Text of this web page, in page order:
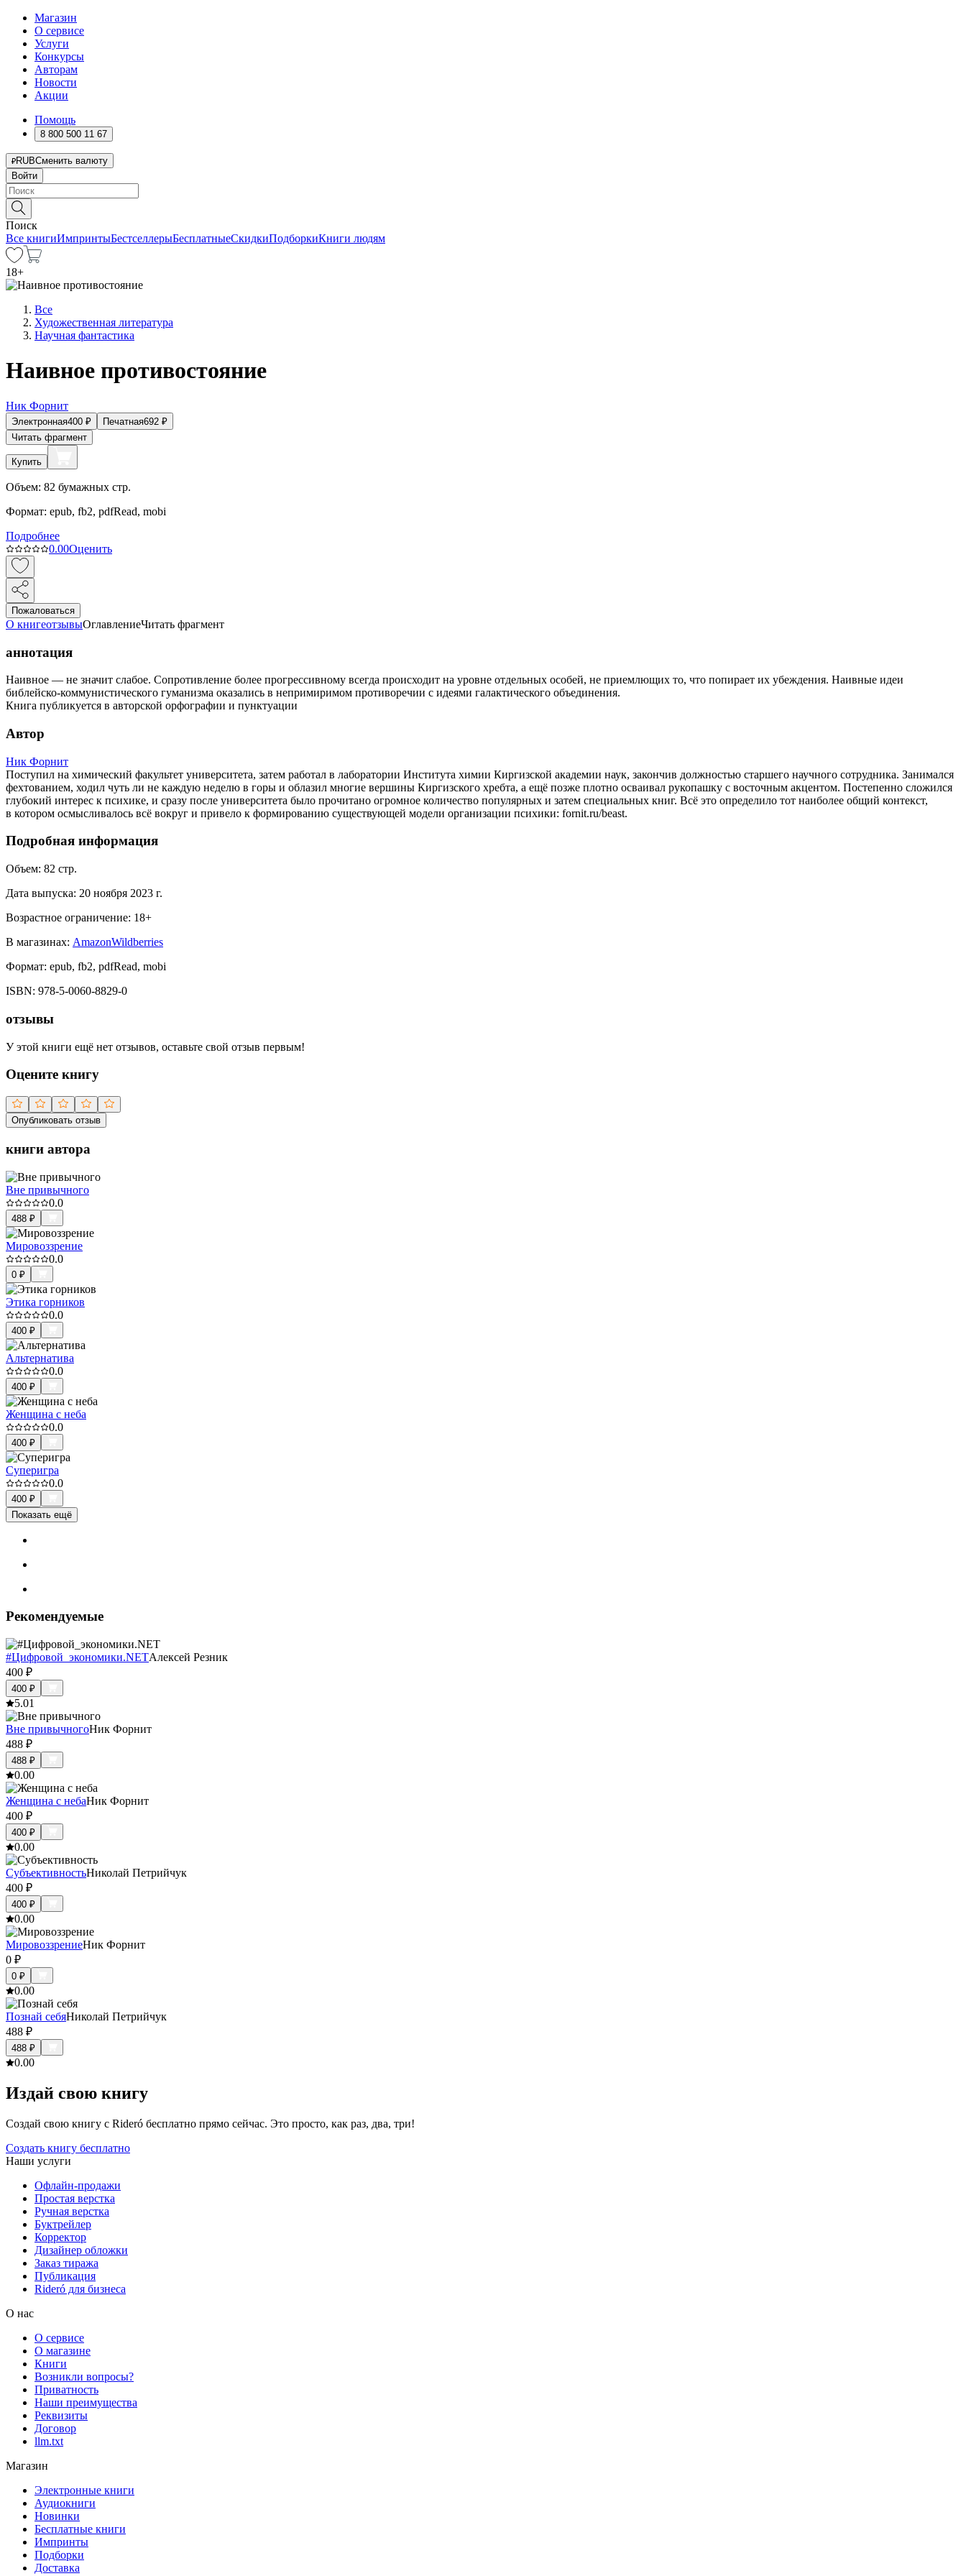
Магазин
О сервисе
Услуги
Конкурсы
Авторам
Новости
Акции
Помощь
8 800 500 11 67
RUBСменить валюту
Войти
Поиск
Все книгиИмпринтыБестселлерыБесплатныеСкидкиПодборкиКниги людям
18+
Все
Художественная литература
Научная фантастика
Наивное противостояние
Ник Форнит
Электронная400 ₽ Печатная692 ₽
Читать фрагмент
Купить
Объем: 82 бумажных стр.
Формат: epub, fb2, pdfRead, mobi
Подробнее
0.00Оценить
Пожаловаться
О книгеотзывыОглавлениеЧитать фрагмент
аннотация
Наивное — не значит слабое. Сопротивление более прогрессивному всегда происходит на уровне отдельных особей, не приемлющих то, что попирает их убеждения. Наивные идеи
библейско-коммунистического гуманизма оказались в непримиримом противоречии с идеями галактического объединения.
Книга публикуется в авторской орфографии и пунктуации
Автор
Ник Форнит
Поступил на химический факультет университета, затем работал в лаборатории Института химии Киргизской академии наук, закончив должностью старшего научного сотрудника. Занимался
фехтованием, ходил чуть ли не каждую неделю в горы и облазил многие вершины Киргизского хребта, а ещё позже плотно осваивал рукопашку с восточным акцентом. Постепенно сложился
глубокий интерес к психике, и сразу после университета было прочитано огромное количество популярных и затем специальных книг. Всё это определило тот наиболее общий контекст,
в котором осмысливалось всё вокруг и привело к формированию существующей модели организации психики: fornit.ru/beast.
Подробная информация
Объем: 82 стр.
Дата выпуска: 20 ноября 2023 г.
Возрастное ограничение: 18+
В магазинах: AmazonWildberries
Формат: epub, fb2, pdfRead, mobi
ISBN: 978-5-0060-8829-0
отзывы
У этой книги ещё нет отзывов, оставьте свой отзыв первым!
Оцените книгу
Опубликовать отзыв
книги автора
Вне привычного
0.0
488 ₽
Мировоззрение
0.0
0 ₽
Этика горников
0.0
400 ₽
Альтернатива
0.0
400 ₽
Женщина с неба
0.0
400 ₽
Суперигра
0.0
400 ₽
Показать ещё
Рекомендуемые
#Цифровой_экономики.NETАлексей Резник
400 ₽
400 ₽
5.01
Вне привычногоНик Форнит
488 ₽
488 ₽
0.00
Женщина с небаНик Форнит
400 ₽
400 ₽
0.00
СубъективностьНиколай Петрийчук
400 ₽
400 ₽
0.00
МировоззрениеНик Форнит
0 ₽
0 ₽
0.00
Познай себяНиколай Петрийчук
488 ₽
488 ₽
0.00
Издай свою книгу
Создай свою книгу с Rideró бесплатно прямо сейчас. Это просто, как раз, два, три!
Создать книгу бесплатно
Наши услуги
Офлайн-продажи
Простая верстка
Ручная верстка
Буктрейлер
Корректор
Дизайнер обложки
Заказ тиража
Публикация
Rideró для бизнеса
О нас
О сервисе
О магазине
Книги
Возникли вопросы?
Приватность
Наши преимущества
Реквизиты
Договор
llm.txt
Магазин
Электронные книги
Аудиокниги
Новинки
Бесплатные книги
Импринты
Подборки
Доставка